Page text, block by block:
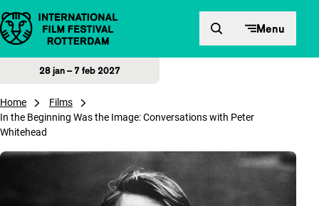
Direct naar inhoud Menu
28 jan – 7 feb 2027
Home
Films
In the Beginning Was the Image: Conversations with Peter
Whitehead